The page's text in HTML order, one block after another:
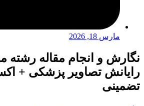
مارس 18, 2026
نگارش و انجام مقاله
رایانش تصاویر پزشکی +
تضمینی